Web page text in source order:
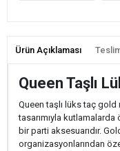
Ürün Açıklaması
Queen Taşlı
Queen taşlı lüks taç
tasarımıyla kutlamalarda
bir parti aksesuarıdır.
organizasyonlarından